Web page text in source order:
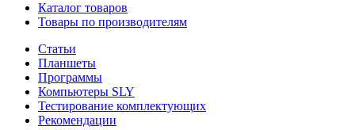
Каталог товаров
Товары по производителям
Статьи
Планшеты
Программы
Компьютеры SLY
Тестирование комплектующих
Рекомендации